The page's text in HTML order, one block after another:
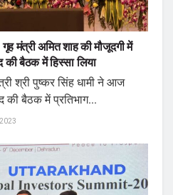
अमित शाह की मौजूदगी में
की बैठक में हिस्सा लिया
श्री पुष्कर सिंह धामी ने आज
की बैठक में प्रतिभाग...